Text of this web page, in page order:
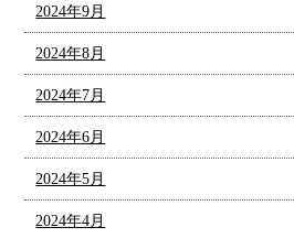
2024年9月
2024年8月
2024年7月
2024年6月
2024年5月
2024年4月